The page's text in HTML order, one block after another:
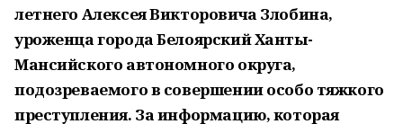
летнего Алексея Викторовича Злобина,
уроженца города Белоярский Ханты-
Мансийского автономного округа,
подозреваемого в совершении особо тяжкого
преступления. За информацию, которая